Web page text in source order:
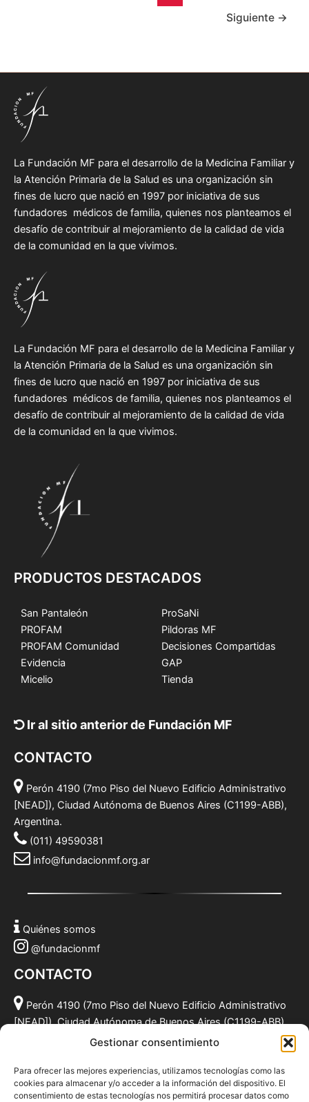
Gestionar consentimiento
Para ofrecer las mejores experiencias, utilizamos tecnologías como las
cookies para almacenar y/o acceder a la información del dispositivo. El
consentimiento de estas tecnologías nos permitirá procesar datos como
Siguiente →
La Fundación MF para el desarrollo de la Medicina Familiar y
la Atención Primaria de la Salud es una organización sin
fines de lucro que nació en 1997 por iniciativa de sus
fundadores médicos de familia, quienes nos planteamos el
desafío de contribuir al mejoramiento de la calidad de vida
de la comunidad en la que vivimos.
La Fundación MF para el desarrollo de la Medicina Familiar y
la Atención Primaria de la Salud es una organización sin
fines de lucro que nació en 1997 por iniciativa de sus
fundadores médicos de familia, quienes nos planteamos el
desafío de contribuir al mejoramiento de la calidad de vida
de la comunidad en la que vivimos.
PRODUCTOS DESTACADOS
San Pantaleón
PROFAM
PROFAM Comunidad
Evidencia
Micelio
ProSaNi
Pildoras MF
Decisiones Compartidas
GAP
Tienda
Ir al sitio anterior de Fundación MF
CONTACTO
Perón 4190 (7mo Piso del Nuevo Edificio Administrativo
[NEAD]), Ciudad Autónoma de Buenos Aires (C1199-ABB),
Argentina.
(011) 49590381
info@fundacionmf.org.ar
Quiénes somos
@fundacionmf
CONTACTO
Perón 4190 (7mo Piso del Nuevo Edificio Administrativo
[NEAD]), Ciudad Autónoma de Buenos Aires (C1199-ABB),
info@fundacionmf.org.ar